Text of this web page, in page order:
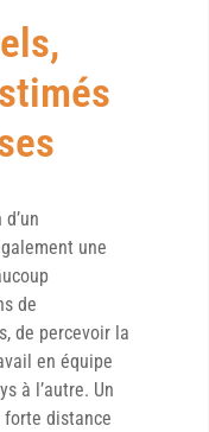
une
de
de percevoir la
en équipe
à l’autre. Un
forte distance